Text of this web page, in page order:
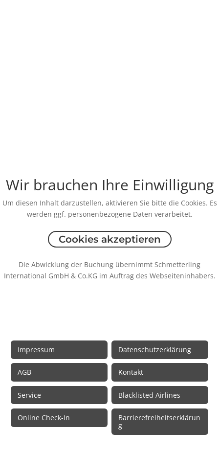
Wir brauchen Ihre Einwilligung
Um diesen Inhalt darzustellen, aktivieren Sie bitte die Cookies. Es
werden ggf. personenbezogene Daten verarbeitet.
Cookies akzeptieren
Die Abwicklung der Buchung übernimmt Schmetterling
International GmbH & Co.KG im Auftrag des Webseiteninhabers.
Impressum Datenschutzerklärung
AGB Kontakt
Service Blacklisted Airlines
Online Check-In
Barrierefreiheitserklärun
g